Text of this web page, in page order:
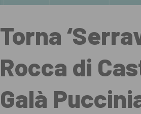
Torna
Rocca di
Galà